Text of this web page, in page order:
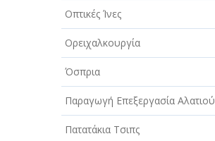
Οπτικές Ίνες
Ορειχαλκουργία
Όσπρια
Παραγωγή Επεξεργασία Αλατιού
Πατατάκια Τσιπς